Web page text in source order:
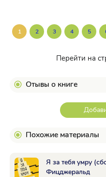
1 2 3 4 5
Перейти на
Отывы о книге
Похожие материалы
Я за тебя умру
Фицджеральд